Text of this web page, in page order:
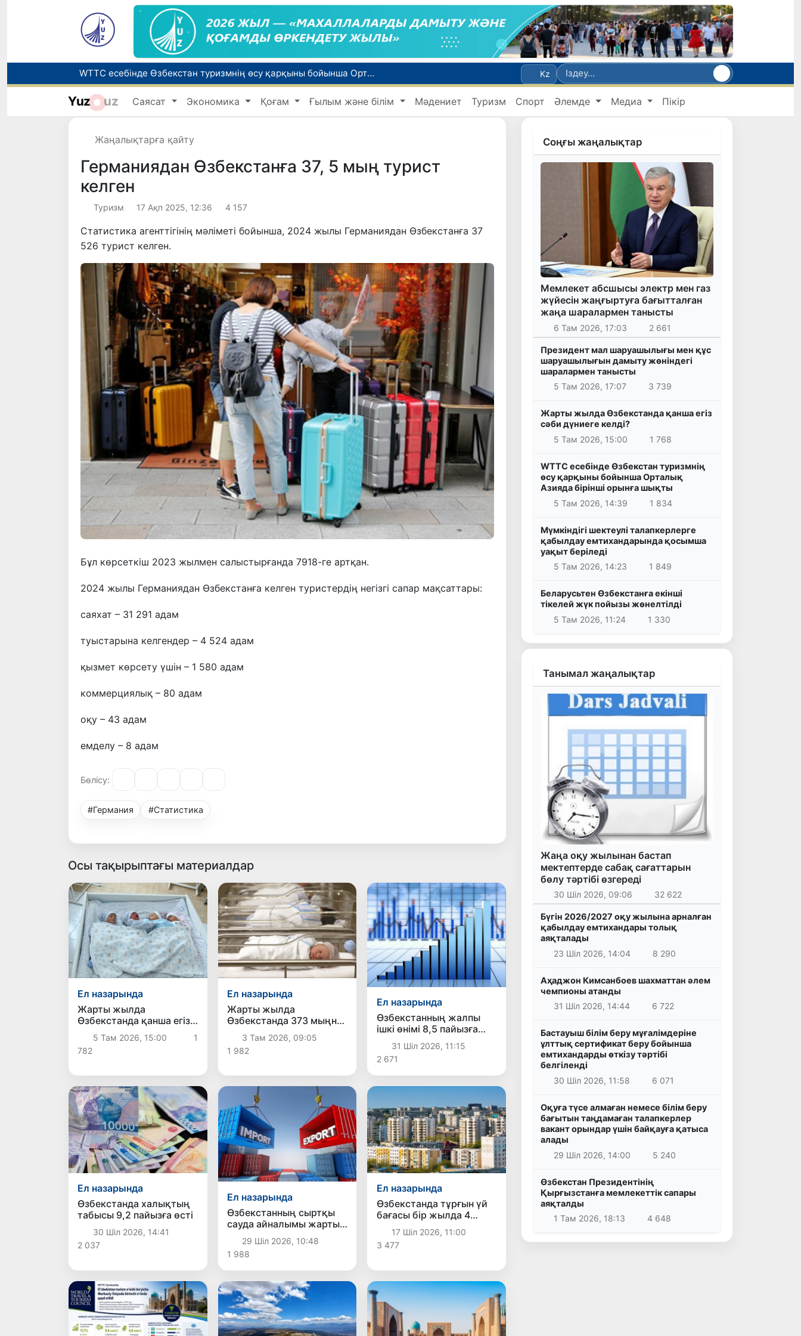
WTTC есебінде Өзбекстан туризмнің өсу қарқыны бойынша Орталық Азияда бірінші орынға шықты
Мүмкіндігі шектеулі талапкерлерге қабылдау емтихандарында қосымша уақыт беріледі
Беларусьтен Өзбекстанға екінші тікелей жүк пойызы жөнелтілді
Жарты жылда Өзбекстанда қанша егіз сәби дүниеге келді?
Kz
Yuz uz Саясат Экономика Қоғам Ғылым және білім Мәдениет Туризм Спорт Әлемде Медиа Пікір
Жаңалықтарға қайту
Германиядан Өзбекстанға 37, 5 мың турист
келген
Туризм 17 Ақп 2025, 12:36 4 157
Статистика агенттігінің мәліметі бойынша, 2024 жылы Германиядан Өзбекстанға 37
526 турист келген.
Бұл көрсеткіш 2023 жылмен салыстырғанда 7918-ге артқан.
2024 жылы Германиядан Өзбекстанға келген туристердің негізгі сапар мақсаттары:
саяхат – 31 291 адам
туыстарына келгендер – 4 524 адам
қызмет көрсету үшін – 1 580 адам
коммерциялық – 80 адам
оқу – 43 адам
емделу – 8 адам
Бөлісу:
#Германия #Статистика
Осы тақырыптағы материалдар
Ел назарында
Жарты жылда
Өзбекстанда қанша егіз
сәби дүниеге келді?
5 Там 2026, 15:00
1
782
Ел назарында
Жарты жылда
Өзбекстанда 373 мыңнан
астам сәби дүниеге
келді3 Там 2026, 09:05
1 982
Ел назарында
Өзбекстанның жалпы
ішкі өнімі 8,5 пайызға
өсті31 Шіл 2026, 11:15
2 671
Ел назарында
Өзбекстанда халықтың
табысы 9,2 пайызға өсті
30 Шіл 2026, 14:41
2 037
Ел назарында
Өзбекстанның сыртқы
сауда айналымы жарты
жылда 41 млрд долларға
жетті29 Шіл 2026, 10:48
1 988
Ел назарында
Өзбекстанда тұрғын үй
бағасы бір жылда 4
пайызға өсті
17 Шіл 2026, 11:00
3 477
Соңғы жаңалықтар
Мемлекет абсшысы электр мен газ
жүйесін жаңғыртуға бағытталған
жаңа шаралармен танысты
6 Там 2026, 17:03 2 661
Президент мал шаруашылығы мен құс
шаруашылығын дамыту жөніндегі
шаралармен танысты
5 Там 2026, 17:07
3 739
Жарты жылда Өзбекстанда қанша егіз
сәби дүниеге келді?
5 Там 2026, 15:00
1 768
WTTC есебінде Өзбекстан туризмнің
өсу қарқыны бойынша Орталық
Азияда бірінші орынға шықты
5 Там 2026, 14:39
1 834
Мүмкіндігі шектеулі талапкерлерге
қабылдау емтихандарында қосымша
уақыт беріледі
5 Там 2026, 14:23
1 849
Беларусьтен Өзбекстанға екінші
тікелей жүк пойызы жөнелтілді
5 Там 2026, 11:24
1 330
Танымал жаңалықтар
Жаңа оқу жылынан бастап
мектептерде сабақ сағаттарын
бөлу тәртібі өзгереді
30 Шіл 2026, 09:06 32 622
Бүгін 2026/2027 оқу жылына арналған
қабылдау емтихандары толық
аяқталады
23 Шіл 2026, 14:04
8 290
Аҳаджон Кимсанбоев шахматтан әлем
чемпионы атанды
31 Шіл 2026, 14:44
6 722
Бастауыш білім беру мұғалімдеріне
ұлттық сертификат беру бойынша
емтихандарды өткізу тәртібі
белгіленді
30 Шіл 2026, 11:58
6 071
Оқуға түсе алмаған немесе білім беру
бағытын таңдамаған талапкерлер
вакант орындар үшін байқауға қатыса
алады
29 Шіл 2026, 14:00
5 240
Өзбекстан Президентінің
Қырғызстанға мемлекеттік сапары
аяқталды
1 Там 2026, 18:13
4 648